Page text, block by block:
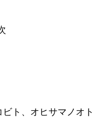
ト、オヒサマノオ